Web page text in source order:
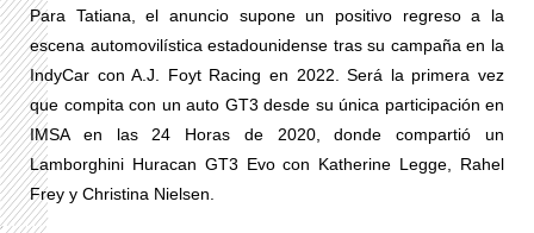
Para Tatiana, el anuncio supone un positivo regreso a la
escena automovilística estadounidense tras su campaña en la
IndyCar con A.J. Foyt Racing en 2022. Será la primera vez
que compita con un auto GT3 desde su única participación en
IMSA en las 24 Horas de 2020, donde compartió un
Lamborghini Huracan GT3 Evo con Katherine Legge, Rahel
Frey y Christina Nielsen.